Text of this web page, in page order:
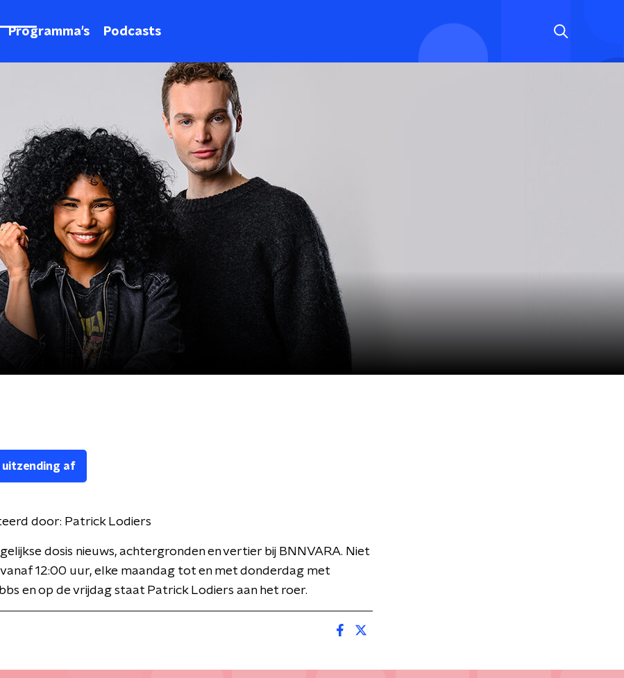
Programma's Podcasts
uitzending af
door: Patrick Lodiers
dosis nieuws, achtergronden en vertier bij BNNVARA. Niet
vanaf 12:00 uur, elke maandag tot en met donderdag met
en op de vrijdag staat Patrick Lodiers aan het roer.